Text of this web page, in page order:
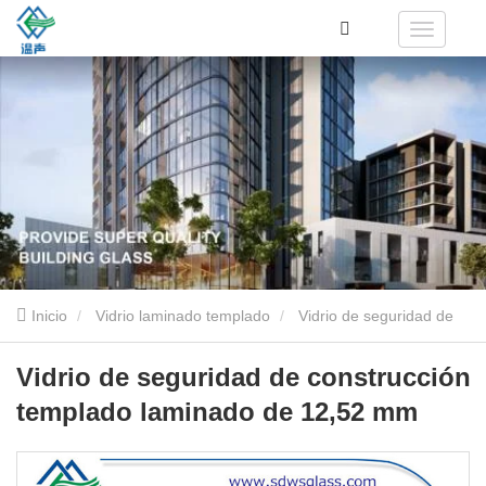
Inicio Vidrio laminado templado
construcción templado laminado de 12,52 mm
Vidrio de seguridad de construcción
templado laminado de 12,52 mm